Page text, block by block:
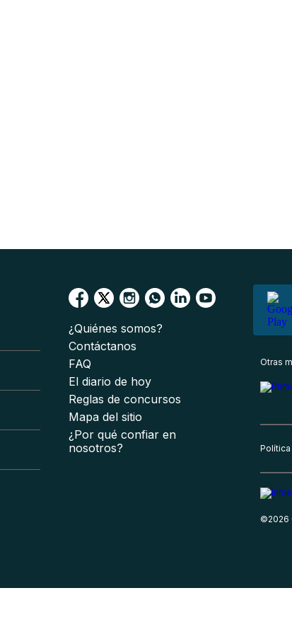
¿Quiénes somos?
Contáctanos
FAQ
El diario de hoy
Reglas de concursos
Mapa del sitio
¿Por qué confiar en
nosotros?
Otras
©2026